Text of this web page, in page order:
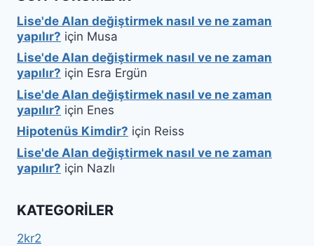
Lise'de Alan değiştirmek nasıl ve ne zaman
yapılır? için Musa
Lise'de Alan değiştirmek nasıl ve ne zaman
yapılır? için Esra Ergün
Lise'de Alan değiştirmek nasıl ve ne zaman
yapılır? için Enes
Hipotenüs Kimdir? için Reiss
Lise'de Alan değiştirmek nasıl ve ne zaman
yapılır? için Nazlı
KATEGORILER
2kr2